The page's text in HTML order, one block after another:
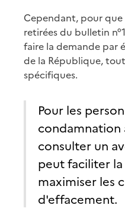
Cependant, pour
retirées du bulletin
faire la demande par
de la République,
spécifiques.
Pour les
condamnation
consulter un
peut faciliter
maximiser les
d'effacement.